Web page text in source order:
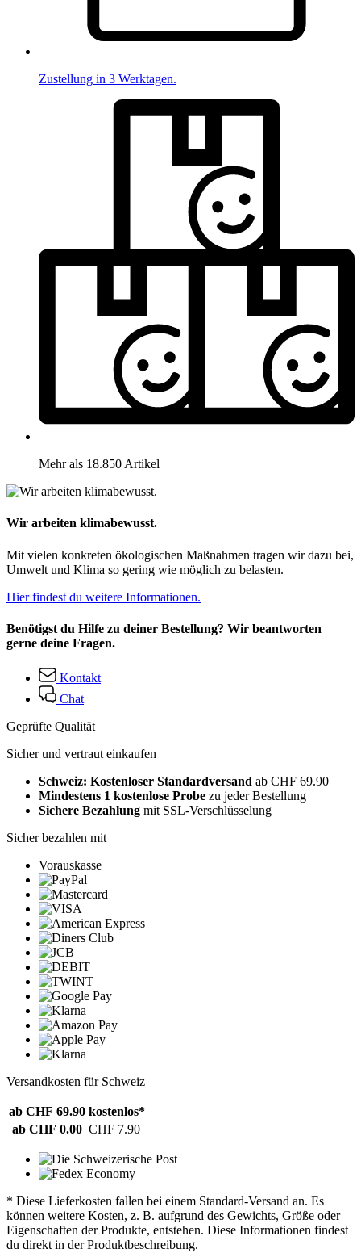
Zustellung in 3 Werktagen.
Mehr als 18.850 Artikel
Wir arbeiten klimabewusst.
Mit vielen konkreten ökologischen Maßnahmen tragen wir dazu bei,
Umwelt und Klima so gering wie möglich zu belasten.
Hier findest du weitere Informationen.
Benötigst du Hilfe zu deiner Bestellung? Wir beantworten
gerne deine Fragen.
Kontakt
Chat
Geprüfte Qualität
Sicher und vertraut einkaufen
Schweiz: Kostenloser Standardversand ab CHF 69.90
Mindestens 1 kostenlose Probe zu jeder Bestellung
Sichere Bezahlung mit SSL-Verschlüsselung
Sicher bezahlen mit
Vorauskasse
Versandkosten für Schweiz
ab CHF 69.90 kostenlos*
ab CHF 0.00 CHF 7.90
* Diese Lieferkosten fallen bei einem Standard-Versand an. Es
können weitere Kosten, z. B. aufgrund des Gewichts, Größe oder
Eigenschaften der Produkte, entstehen. Diese Informationen findest
du direkt in der Produktbeschreibung.